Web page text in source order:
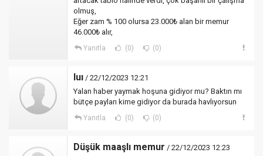
olmuş,
Eğer zam % 100 olursa 23.000₺ alan bir memur
46.000₺ alır,
Yanıtla (0) (0)
Iuı / 22/12/2023 12:21
Yalan haber yaymak hoşuna gidiyor mu? Baktın mı
bütçe payları kime gidiyor da burada havlıyorsun
Yanıtla (0) (0)
Düşük maaşlı memur / 22/12/2023 12:23